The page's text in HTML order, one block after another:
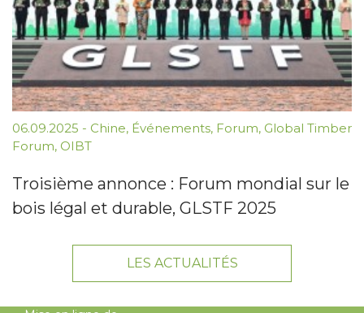
06.09.2025 - Chine, Événements, Forum, Global Timber
Forum, OIBT
Troisième annonce : Forum mondial sur le
bois légal et durable, GLSTF 2025
LES ACTUALITÉS